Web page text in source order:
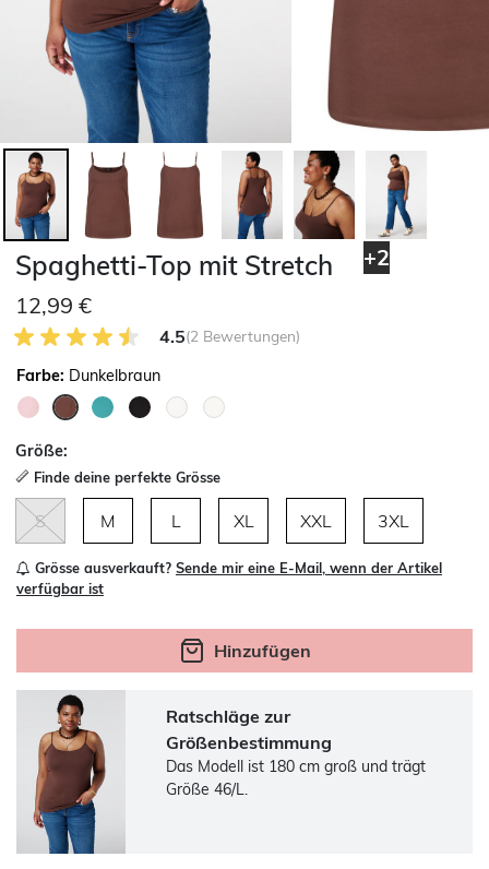
+2
Spaghetti-Top mit Stretch
12,99 €
4.5 von 5 Kundenrezensionen
4.5(2 Bewertungen)
Farbe: Dunkelbraun
Größe:
Finde deine perfekte Grösse
S M L XL XXL 3XL
Grösse ausverkauft? Sende mir eine E-Mail, wenn der Artikel
verfügbar ist
Hinzufügen
Ratschläge zur
Größenbestimmung
Das Modell ist 180 cm groß und trägt
Größe 46/L.